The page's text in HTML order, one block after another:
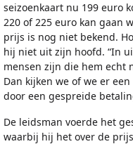
seizoenkaart nu 199 euro
220 of 225 euro kan gaan
prijs is nog niet bekend.
hij niet uit zijn hoofd. “In
mensen zijn die hem echt
Dan kijken we of we er
door een gespreide
De leidsman voerde het
waarbij hij het over de